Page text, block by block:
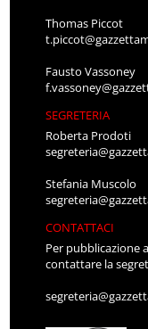
Thomas Piccot
Fausto Vassoney
SEGRETERIA
Roberta Prodoti
Stefania Muscolo
CONTATTACI
Per pubblicazione
contattare la